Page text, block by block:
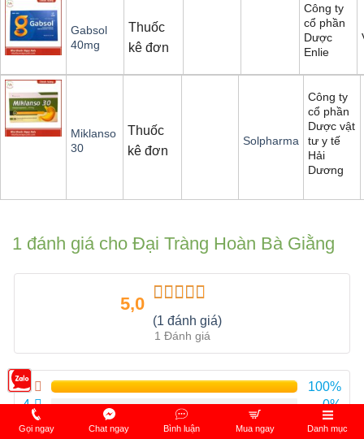
Gabsol
40mg
Thuốc
kê đơn
Công ty
cổ phần
Dược
Enlie
Miklanso
30
Thuốc
kê đơn
Solpharma
Công ty
cổ phần
Dược vật
tư y tế
Hải
Dương
1 đánh giá cho Đại Tràng Hoàn Bà Giằng
5,0
Được xếp
hạng 5.00
sao
(1 đánh giá)
1 Đánh giá
5
100%
4
0%
3
0%
Gọi ngay Chat ngay Bình luận Mua ngay Danh mục